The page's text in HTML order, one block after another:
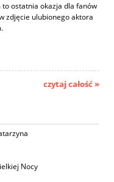
ostatnia okazja dla fanów
zdjęcie ulubionego aktora
czytaj całość »
Nocy